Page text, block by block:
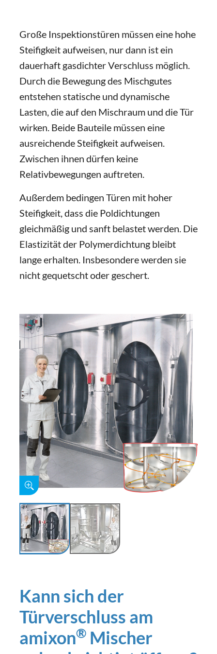
Große Inspektionstüren müssen eine hohe
Steifigkeit aufweisen, nur dann ist ein
dauerhaft gasdichter Verschluss möglich.
Durch die Bewegung des Mischgutes
entstehen statische und dynamische
Lasten, die auf den Mischraum und die Tür
wirken. Beide Bauteile müssen eine
ausreichende Steifigkeit aufweisen.
Zwischen ihnen dürfen keine
Relativbewegungen auftreten.
Außerdem bedingen Türen mit hoher
Steifigkeit, dass die Poldichtungen
gleichmäßig und sanft belastet werden. Die
Elastizität der Polymerdichtung bleibt
lange erhalten. Insbesondere werden sie
nicht gequetscht oder geschert.
Kann sich der
Türverschluss am
amixon® Mischer